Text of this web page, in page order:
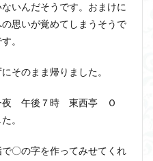
いんだそうです。おまけに
思いが覚めてしまうそうで
。
そのまま帰りました。
夜 午後７時 東西亭 Ｏ
。
〇の字を作ってみせてくれ